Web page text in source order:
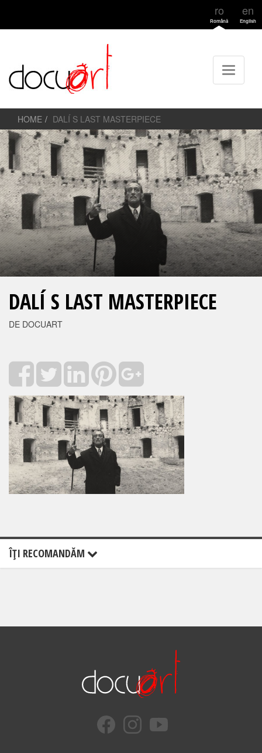
ro
Română
en
English
HOME DALÍ S LAST MASTERPIECE
DALÍ S LAST MASTERPIECE
DE DOCUART
ÎŢI RECOMANDĂM